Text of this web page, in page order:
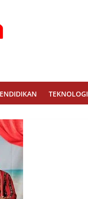
TEKNOLOGI